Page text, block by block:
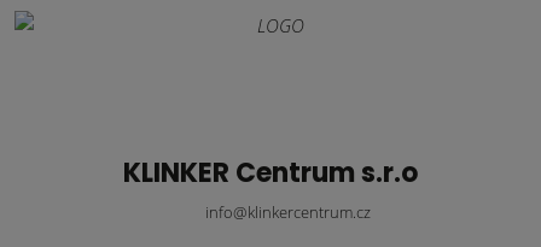
KLINKER Centrum s.r.o
info@klinkercentrum.cz